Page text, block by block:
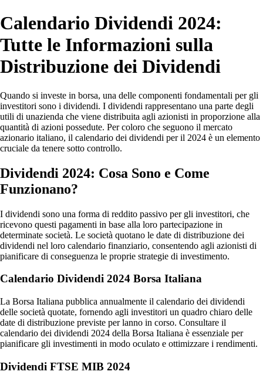
Calendario Dividendi 2024:
Tutte le Informazioni sulla
Distribuzione dei Dividendi
Quando si investe in borsa, una delle componenti fondamentali per gli
investitori sono i dividendi. I dividendi rappresentano una parte degli
utili di unazienda che viene distribuita agli azionisti in proporzione alla
quantità di azioni possedute. Per coloro che seguono il mercato
azionario italiano, il calendario dei dividendi per il 2024 è un elemento
cruciale da tenere sotto controllo.
Dividendi 2024: Cosa Sono e Come
Funzionano?
I dividendi sono una forma di reddito passivo per gli investitori, che
ricevono questi pagamenti in base alla loro partecipazione in
determinate società. Le società quotano le date di distribuzione dei
dividendi nel loro calendario finanziario, consentendo agli azionisti di
pianificare di conseguenza le proprie strategie di investimento.
Calendario Dividendi 2024 Borsa Italiana
La Borsa Italiana pubblica annualmente il calendario dei dividendi
delle società quotate, fornendo agli investitori un quadro chiaro delle
date di distribuzione previste per lanno in corso. Consultare il
calendario dei dividendi 2024 della Borsa Italiana è essenziale per
pianificare gli investimenti in modo oculato e ottimizzare i rendimenti.
Dividendi FTSE MIB 2024